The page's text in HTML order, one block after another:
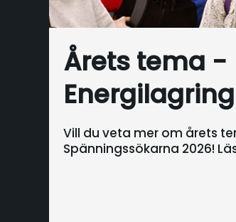
Årets tema -
Energilagring
Vill du veta mer om årets
Spänningssökarna 2026!